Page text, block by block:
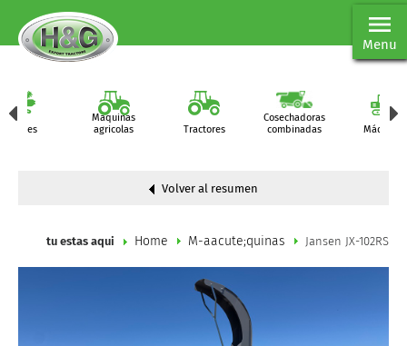
Menu
Partes
Maquinas
agricolas
Tractores
Cosechadoras
combinadas
Máquinas
Volver al resumen
tu estas aqui Home M-aacute;quinas Jansen JX-102RS